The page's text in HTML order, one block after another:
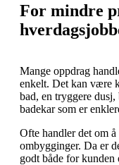
For mindre
Mange oppdrag
enkelt. Det kan være
bad, en tryggere dusj,
badekar som er
Ofte handler det om å
ombygginger. Da er
godt både for kunden